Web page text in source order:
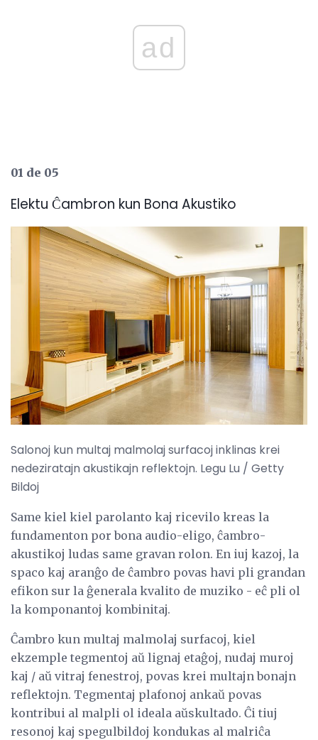
ad
01 de 05
Elektu Ĉambron kun Bona Akustiko
Salonoj kun multaj malmolaj surfacoj inklinas krei
nedeziratajn akustikajn reflektojn. Legu Lu / Getty
Bildoj
Same kiel kiel parolanto kaj ricevilo kreas la
fundamenton por bona audio-eligo, ĉambro-
akustikoj ludas same gravan rolon. En iuj kazoj, la
spaco kaj aranĝo de ĉambro povas havi pli grandan
efikon sur la ĝenerala kvalito de muziko - eĉ pli ol
la komponantoj kombinitaj.
Ĉambro kun multaj malmolaj surfacoj, kiel
ekzemple tegmentoj aŭ lignaj etaĝoj, nudaj muroj
kaj / aŭ vitraj fenestroj, povas krei multajn bonajn
reflektojn. Tegmentaj plafonoj ankaŭ povas
kontribui al malpli ol ideala aŭskultado. Ĉi tiuj
resonoj kaj spegulbildoj kondukas al malriĉa